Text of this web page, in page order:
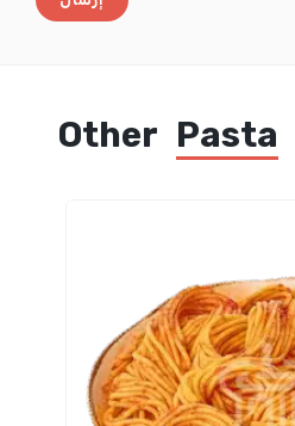
Other Pasta